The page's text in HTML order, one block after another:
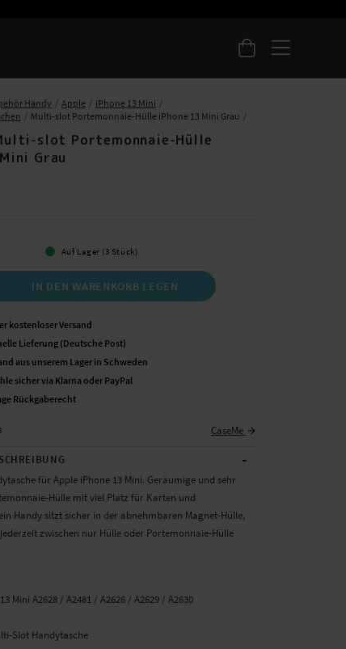
Handy Apple
iPhone 13 Mini
Multi-slot Portemonnaie-Hülle iPhone 13 Mini Grau
slot Portemonnaie-Hülle
Grau
Auf Lager (3 Stück)
IN DEN WARENKORB LEGEN
kostenloser Versand
Lieferung (Deutsche Post)
aus unserem Lager in Schweden
sicher via Klarna oder PayPal
Rückgaberecht
CaseMe
-
für Apple iPhone 13 Mini. Geräumige und sehr
Hülle mit viel Platz für Karten und
Handy sitzt sicher in der abnehmbaren Magnet-Hülle,
zwischen nur Hülle oder Portemonnaie-Hülle
Mini A2628 / A2481 / A2626 / A2629 / A2630
Slot Handytasche